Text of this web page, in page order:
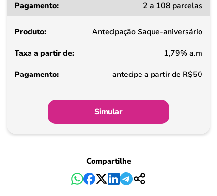
a
de
Pagamento
2 a 108 parcelas
Antecipação Saque-aniversário
1,79% a.m
antecipe a partir de R$50
Simular
Compartilhe